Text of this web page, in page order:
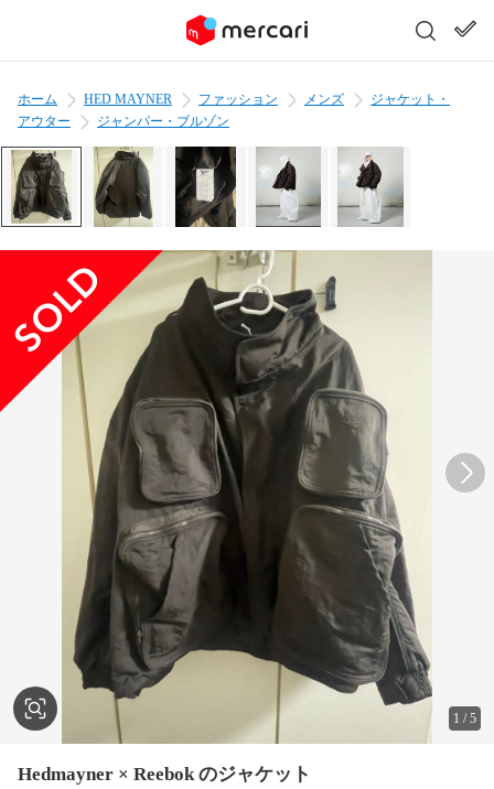
ホーム HED MAYNER ファッション メンズ
ジャケット・
アウター
ジャンパー・ブルゾン
1 /5
Hedmayner × Reebok のジャケット